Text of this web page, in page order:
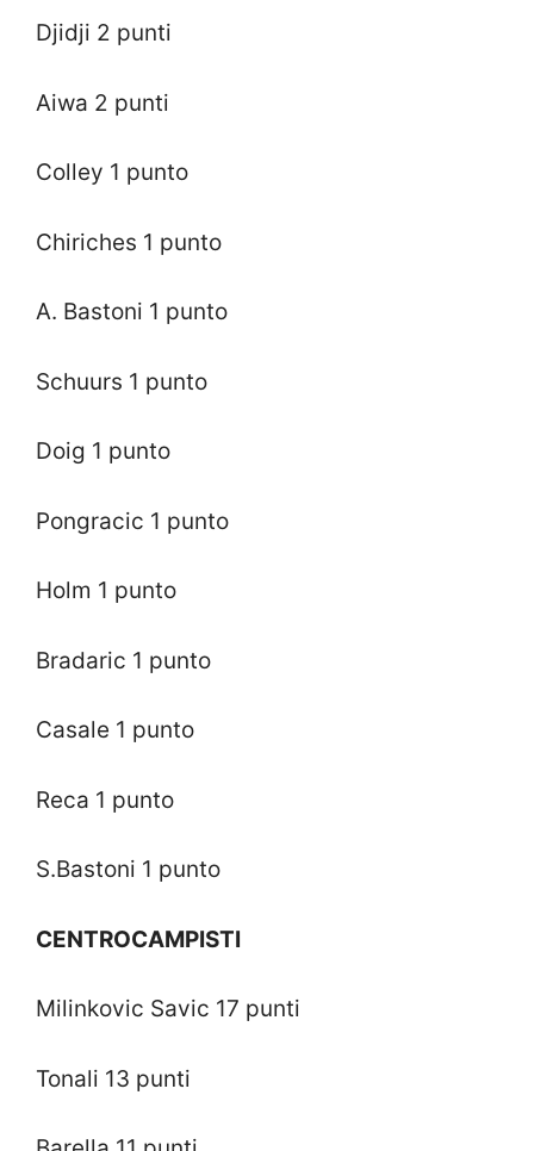
Djidji 2 punti
Aiwa 2 punti
Colley 1 punto
Chiriches 1 punto
A. Bastoni 1 punto
Schuurs 1 punto
Doig 1 punto
Pongracic 1 punto
Holm 1 punto
Bradaric 1 punto
Casale 1 punto
Reca 1 punto
S.Bastoni 1 punto
CENTROCAMPISTI
Milinkovic Savic 17 punti
Tonali 13 punti